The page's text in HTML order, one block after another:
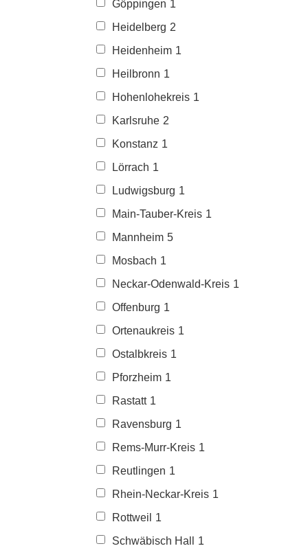
Göppingen 1
Heidelberg 2
Heidenheim 1
Heilbronn 1
Hohenlohekreis 1
Karlsruhe 2
Konstanz 1
Lörrach 1
Ludwigsburg 1
Main-Tauber-Kreis 1
Mannheim 5
Mosbach 1
Neckar-Odenwald-Kreis 1
Offenburg 1
Ortenaukreis 1
Ostalbkreis 1
Pforzheim 1
Rastatt 1
Ravensburg 1
Rems-Murr-Kreis 1
Reutlingen 1
Rhein-Neckar-Kreis 1
Rottweil
1
Schwäbisch Hall
1